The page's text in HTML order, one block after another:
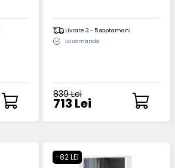
Livrare 3 - 5 saptamani
La comanda
839 Lei
713 Lei
-82 LEI